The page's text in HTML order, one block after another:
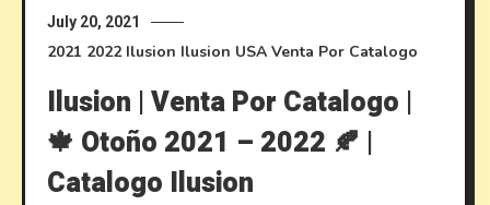
July 20, 2021
2021 2022 Ilusion Ilusion USA Venta Por Catalogo
Ilusion | Venta Por Catalogo |
🍁 Otoño 2021 – 2022 🍂 |
Catalogo Ilusion